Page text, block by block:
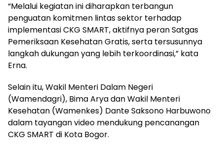
“Melalui kegiatan ini diharapkan terbangun
penguatan komitmen lintas sektor terhadap
implementasi CKG SMART, aktifnya peran Satgas
Pemeriksaan Kesehatan Gratis, serta tersusunnya
langkah dukungan yang lebih terkoordinasi,” kata
Erna.
Selain itu, Wakil Menteri Dalam Negeri
(Wamendagri), Bima Arya dan Wakil Menteri
Kesehatan (Wamenkes) Dante Saksono Harbuwono
dalam tayangan video mendukung pencanangan
CKG SMART di Kota Bogor.